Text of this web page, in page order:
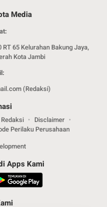
Media
65 Kelurahan Bakung Jaya,
Kota Jambi
(Redaksi)
Redaksi
Disclaimer
Perilaku Perusahaan
Apps Kami